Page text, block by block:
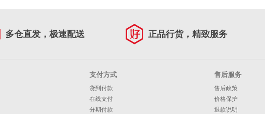
多仓直发，极速配送 正品行货，精致服务
支付方式
货到付款
在线支付
分期付款
售后服务
售后政策
价格保护
退款说明